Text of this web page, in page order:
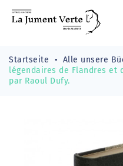
Startseite Alle unsere
légendaires de Flandres et
par Raoul Dufy.